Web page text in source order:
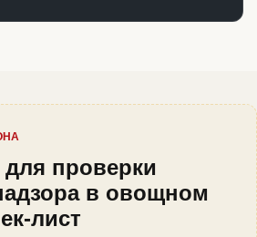
проверки
в овощном
лист